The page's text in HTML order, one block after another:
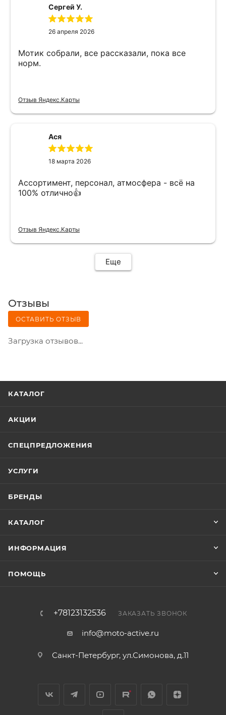
Сергей У.
26 апреля 2026
Мотик собрали, все рассказали, пока все
норм.
Отзыв Яндекс.Карты
Ася
18 марта 2026
Ассортимент, персонал, атмосфера - всё на
100% отлично👍
Отзыв Яндекс.Карты
Еще
Отзывы
ОСТАВИТЬ ОТЗЫВ
Загрузка отзывов...
КАТАЛОГ
АКЦИИ
СПЕЦПРЕДЛОЖЕНИЯ
УСЛУГИ
БРЕНДЫ
КАТАЛОГ
ИНФОРМАЦИЯ
ПОМОЩЬ
+78123132536 ЗАКАЗАТЬ ЗВОНОК
info@moto-active.ru
Санкт-Петербург, ул.Симонова, д.11